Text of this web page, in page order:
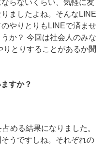
らないくらい、気軽に友
ましたよね。そんなLINE
やりとりもLINEで済ませ
か？ 今回は社会人のみな
とりすることがあるか聞
すか？
める結果になりました。
うですしね。それぞれの